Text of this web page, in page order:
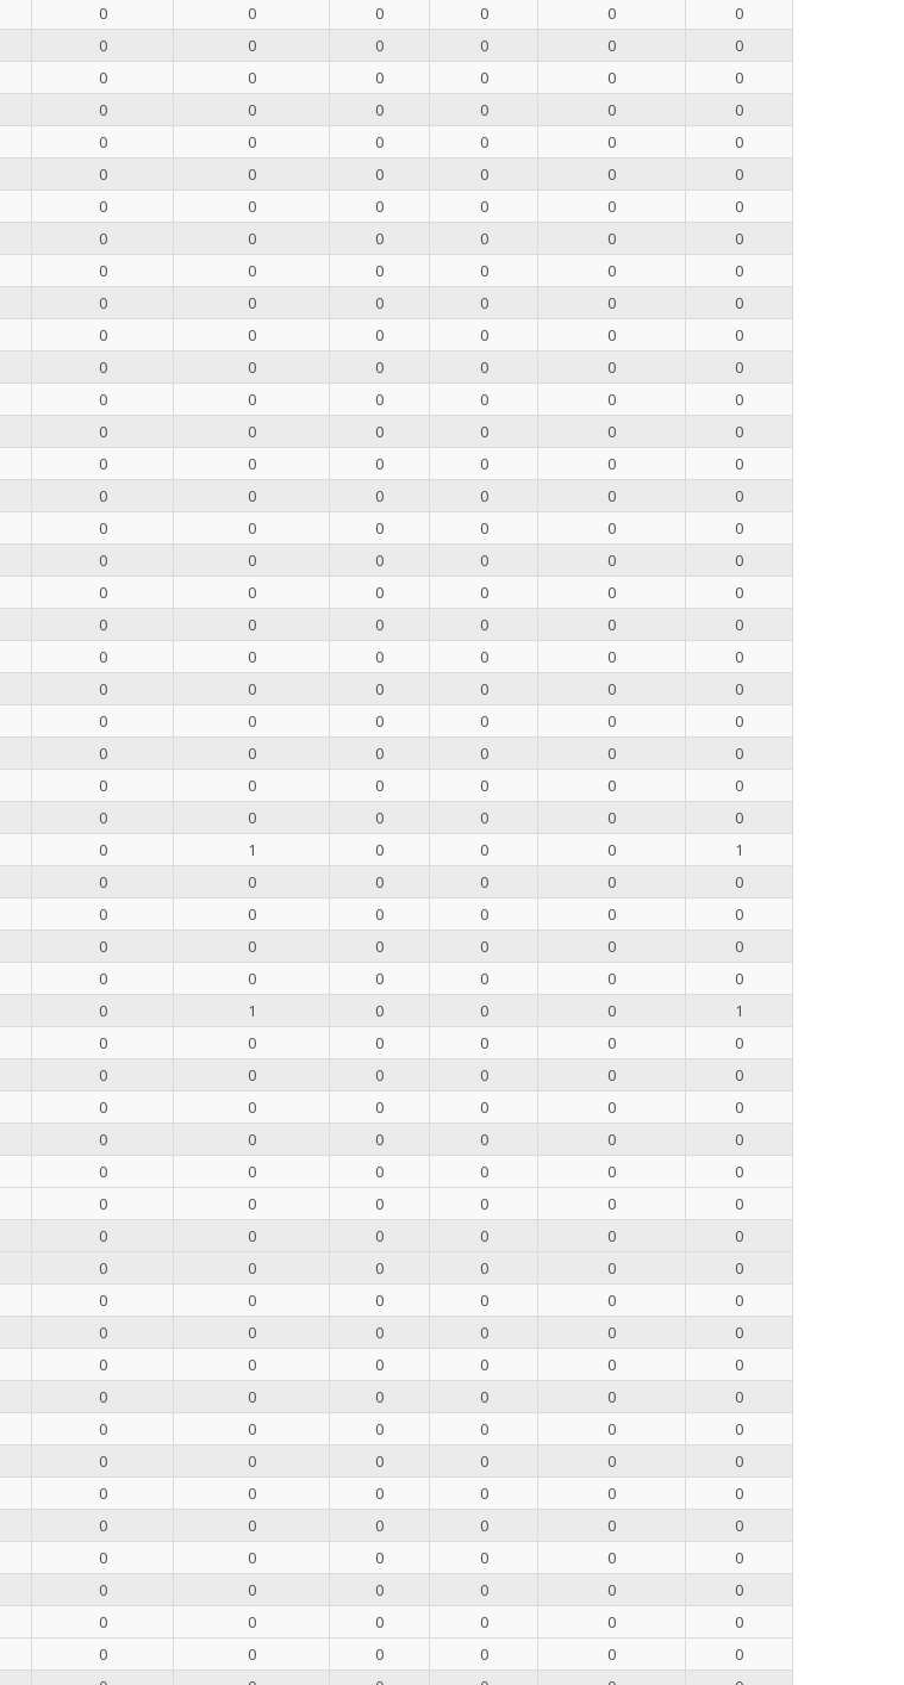
0 0 0 0 0
0
0 0 0 0 0
0
0 0 0 0 0
0
0 0 0 0 0
0
0 0 0 0 0
0
0 0 0 0 0
0
0 0 0 0 0
0
0 0 0 0 0
0
0 0 0 0 0
0
0 0 0 0 0
0
0 0 0 0 0
0
0 0 0 0 0
0
0 0 0 0 0
0
0 0 0 0 0
0
0 0 0 0 0
0
0 0 0 0 0
0
0 0 0 0 0
0
0 0 0 0 0
0
0 0 0 0 0
0
0 0 0 0 0
0
0 0 0 0 0
0
0 0 0 0 0
0
0 0 0 0 0
0
0 0 0 0 0
0
0 0 0 0 0
0
0 0 0 0 0
0
0 1 0 0 0
1
0 0 0 0 0
0
0 0 0 0 0
0
0 0 0 0 0
0
0 0 0 0 0
0
0 1 0 0 0
1
0 0 0 0 0
0
0 0 0 0 0
0
0 0 0 0 0
0
0 0 0 0 0
0
0 0 0 0 0
0
0 0 0 0 0
0
0 0 0 0 0
0
0 0 0 0 0
0
0 0 0 0 0
0
0 0 0 0 0
0
0 0 0 0 0
0
0 0 0 0 0
0
0 0 0 0 0
0
0 0 0 0 0
0
0 0 0 0 0
0
0 0 0 0 0
0
0 0 0 0 0
0
0 0 0 0 0
0
0 0 0 0 0
0
0 0 0 0 0
0